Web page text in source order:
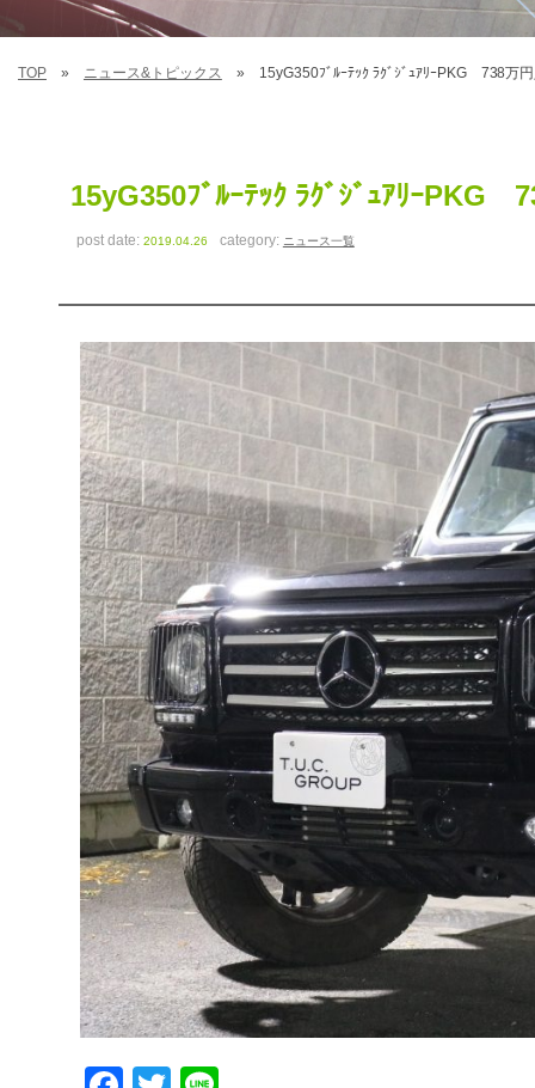
TOP ニュース&トピックス 15yG350ﾌﾞﾙｰﾃｯｸ ﾗｸﾞｼﾞｭｱﾘｰPKG 738万
15yG350ﾌﾞﾙｰﾃｯｸ ﾗｸﾞｼﾞｭｱﾘｰPKG
post date:2019.04.26 category: ニュース一覧